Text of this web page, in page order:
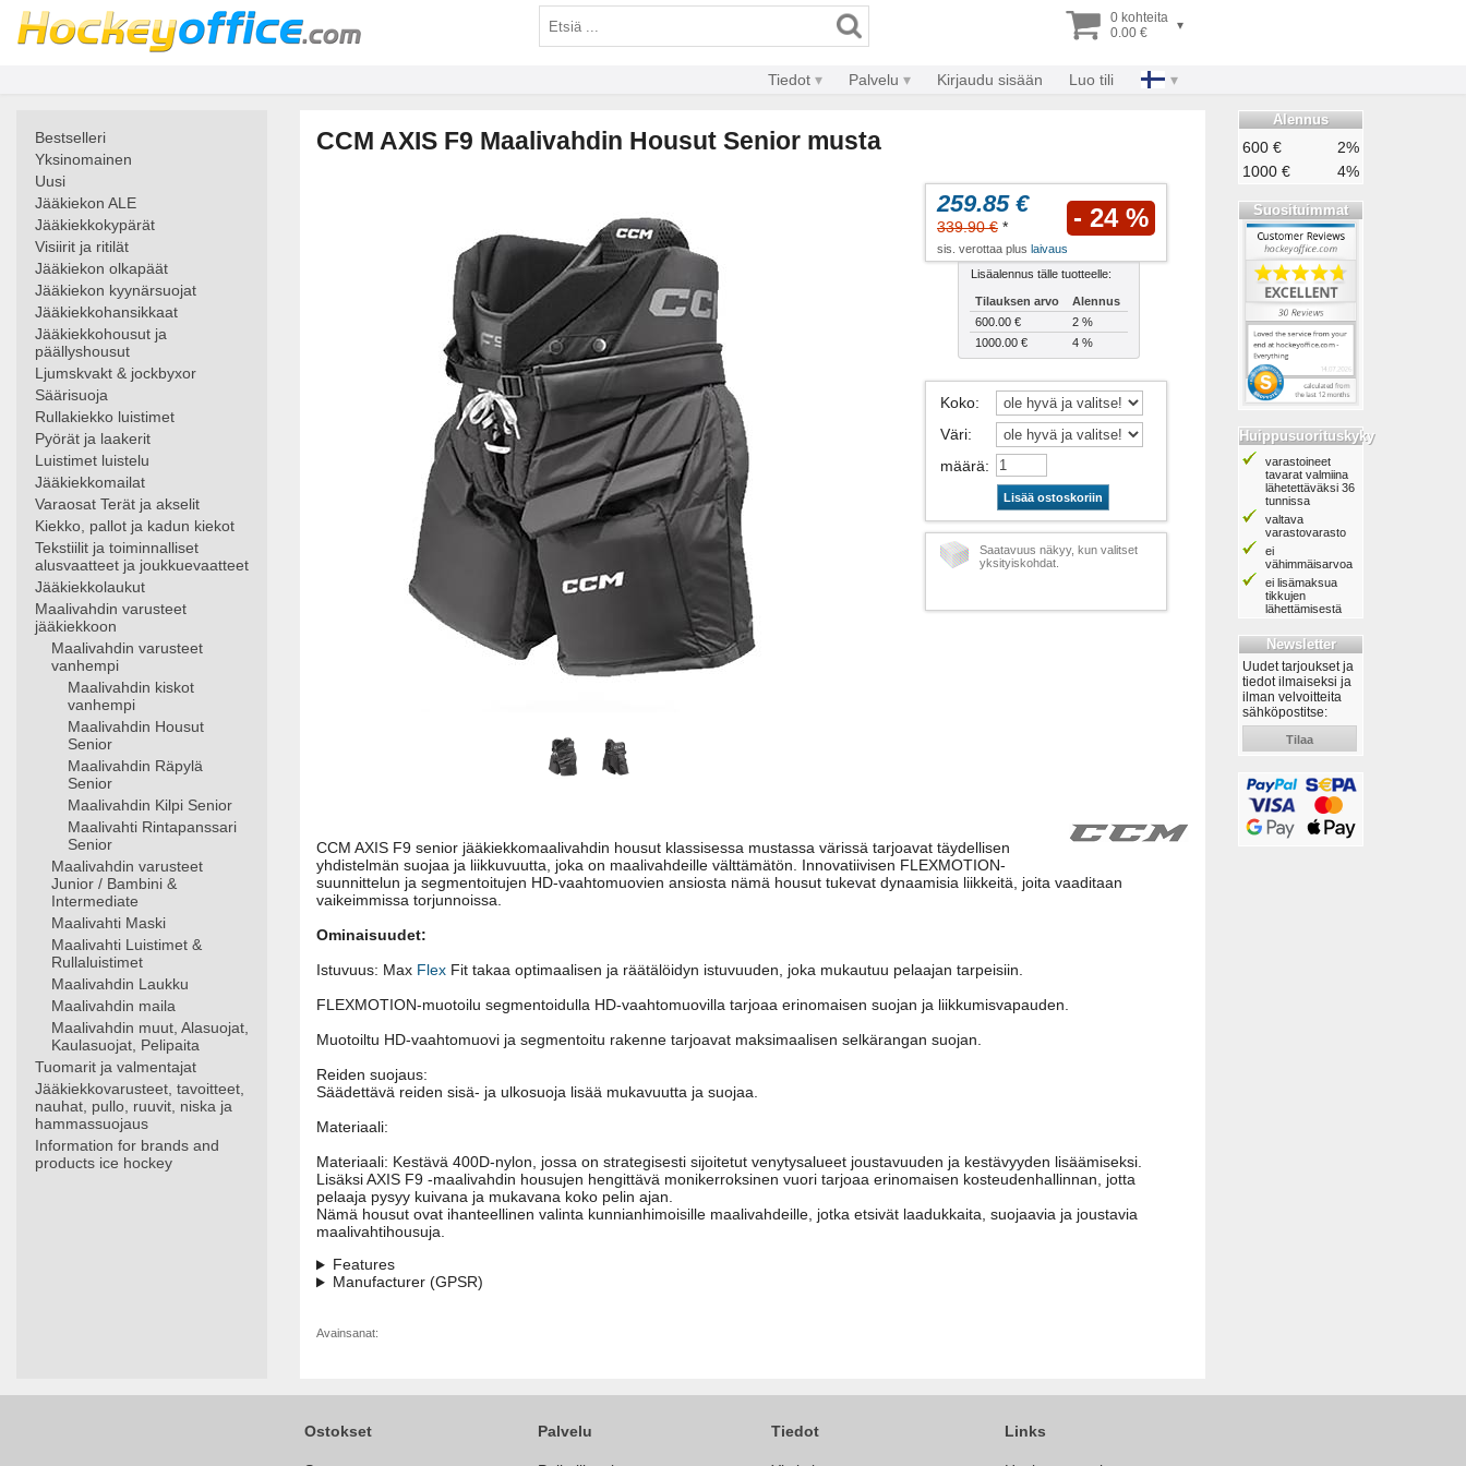
0 kohteita
0.00 €
▾
Tiedot Palvelu Kirjaudu sisään Luo tili
Bestselleri
Yksinomainen
Uusi
Jääkiekon ALE
Jääkiekkokypärät
Visiirit ja ritilät
Jääkiekon olkapäät
Jääkiekon kyynärsuojat
Jääkiekkohansikkaat
Jääkiekkohousut ja
päällyshousut
Ljumskvakt & jockbyxor
Säärisuoja
Rullakiekko luistimet
Pyörät ja laakerit
Luistimet luistelu
Jääkiekkomailat
Varaosat Terät ja akselit
Kiekko, pallot ja kadun kiekot
Tekstiilit ja toiminnalliset
alusvaatteet ja joukkuevaatteet
Jääkiekkolaukut
Maalivahdin varusteet
jääkiekkoon
Maalivahdin varusteet
vanhempi
Maalivahdin kiskot
vanhempi
Maalivahdin Housut
Senior
Maalivahdin Räpylä
Senior
Maalivahdin Kilpi Senior
Maalivahti Rintapanssari
Senior
Maalivahdin varusteet
Junior / Bambini &
Intermediate
Maalivahti Maski
Maalivahti Luistimet &
Rullaluistimet
Maalivahdin Laukku
Maalivahdin maila
Maalivahdin muut, Alasuojat,
Kaulasuojat, Pelipaita
Tuomarit ja valmentajat
Jääkiekkovarusteet, tavoitteet,
nauhat, pullo, ruuvit, niska ja
hammassuojaus
Information for brands and
products ice hockey
CCM AXIS F9 Maalivahdin Housut Senior musta
259.85 €
339.90 € * - 24 %
sis. verottaa plus laivaus
Lisäalennus tälle tuotteelle:
Tilauksen arvo
Alennus
600.00 €
2 %
1000.00 €
4 %
Koko:
Väri:
määrä:
Lisää ostoskoriin
Saatavuus näkyy, kun valitset
yksityiskohdat.
CCM AXIS F9 senior jääkiekkomaalivahdin housut klassisessa mustassa värissä tarjoavat täydellisen
yhdistelmän suojaa ja liikkuvuutta, joka on maalivahdeille välttämätön. Innovatiivisen FLEXMOTION-
suunnittelun ja segmentoitujen HD-vaahtomuovien ansiosta nämä housut tukevat dynaamisia liikkeitä, joita vaaditaan
vaikeimmissa torjunnoissa.
Ominaisuudet:
Istuvuus: Max Flex Fit takaa optimaalisen ja räätälöidyn istuvuuden, joka mukautuu pelaajan tarpeisiin.
FLEXMOTION-muotoilu segmentoidulla HD-vaahtomuovilla tarjoaa erinomaisen suojan ja liikkumisvapauden.
Muotoiltu HD-vaahtomuovi ja segmentoitu rakenne tarjoavat maksimaalisen selkärangan suojan.
Reiden suojaus:
Säädettävä reiden sisä- ja ulkosuoja lisää mukavuutta ja suojaa.
Materiaali:
Materiaali: Kestävä 400D-nylon, jossa on strategisesti sijoitetut venytysalueet joustavuuden ja kestävyyden lisäämiseksi.
Lisäksi AXIS F9 -maalivahdin housujen hengittävä monikerroksinen vuori tarjoaa erinomaisen kosteudenhallinnan, jotta
pelaaja pysyy kuivana ja mukavana koko pelin ajan.
Nämä housut ovat ihanteellinen valinta kunnianhimoisille maalivahdeille, jotka etsivät laadukkaita, suojaavia ja joustavia
maalivahtihousuja.
Features
Manufacturer (GPSR)
Avainsanat:
Alennus
600 €
2%
1000 €
4%
Suosituimmat
Huippusuorituskyky
varastoineet
tavarat valmiina
lähetettäväksi 36
tunnissa
valtava
varastovarasto
ei
vähimmäisarvoa
ei lisämaksua
tikkujen
lähettämisestä
Newsletter
Uudet tarjoukset ja
tiedot ilmaiseksi ja
ilman velvoitteita
sähköpostitse:
Tilaa
Ostokset Palvelu Tiedot Links